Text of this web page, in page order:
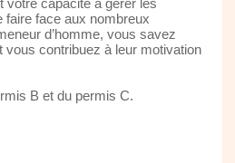
faire face aux nombreux
d’homme, vous savez
vous contribuez à leur motivation
B et du permis C.